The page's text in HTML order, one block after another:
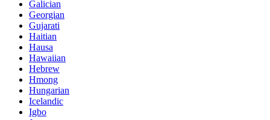
Galician
Georgian
Gujarati
Haitian
Hausa
Hawaiian
Hebrew
Hmong
Hungarian
Icelandic
Igbo